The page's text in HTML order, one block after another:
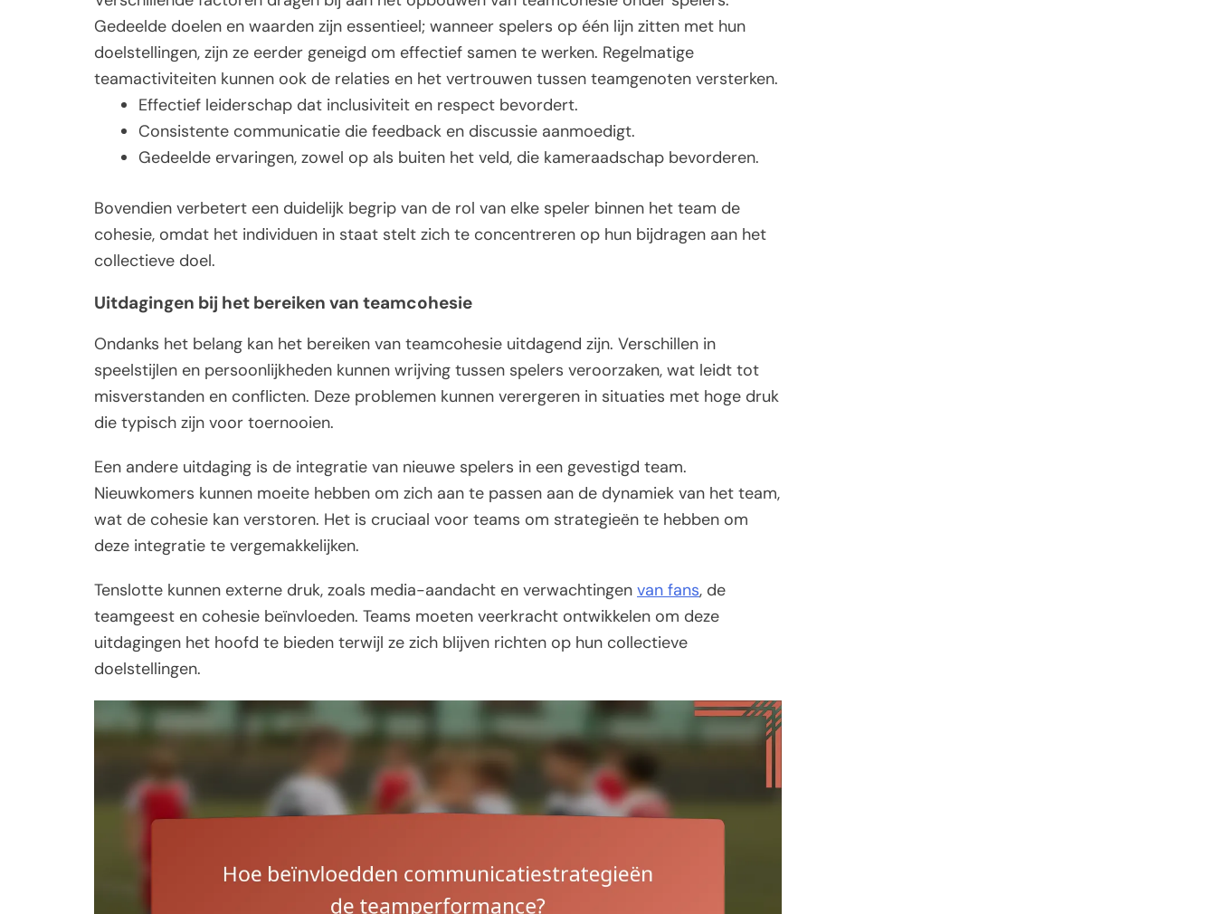
Gedeelde doelen en waarden zijn essentieel; wanneer spelers op één lijn zitten met hun
doelstellingen, zijn ze eerder geneigd om effectief samen te werken. Regelmatige
teamactiviteiten kunnen ook de relaties en het vertrouwen tussen teamgenoten versterken.
Effectief leiderschap dat inclusiviteit en respect bevordert.
Consistente communicatie die feedback en discussie aanmoedigt.
Gedeelde ervaringen, zowel op als buiten het veld, die kameraadschap bevorderen.
Bovendien verbetert een duidelijk begrip van de rol van elke speler binnen het team de
cohesie, omdat het individuen in staat stelt zich te concentreren op hun bijdragen aan het
collectieve doel.
Uitdagingen bij het bereiken van teamcohesie
Ondanks het belang kan het bereiken van teamcohesie uitdagend zijn. Verschillen in
speelstijlen en persoonlijkheden kunnen wrijving tussen spelers veroorzaken, wat leidt tot
misverstanden en conflicten. Deze problemen kunnen verergeren in situaties met hoge druk
die typisch zijn voor toernooien.
Een andere uitdaging is de integratie van nieuwe spelers in een gevestigd team.
Nieuwkomers kunnen moeite hebben om zich aan te passen aan de dynamiek van het team,
wat de cohesie kan verstoren. Het is cruciaal voor teams om strategieën te hebben om
deze integratie te vergemakkelijken.
Tenslotte kunnen externe druk, zoals media-aandacht en verwachtingen van fans, de
teamgeest en cohesie beïnvloeden. Teams moeten veerkracht ontwikkelen om deze
uitdagingen het hoofd te bieden terwijl ze zich blijven richten op hun collectieve
doelstellingen.